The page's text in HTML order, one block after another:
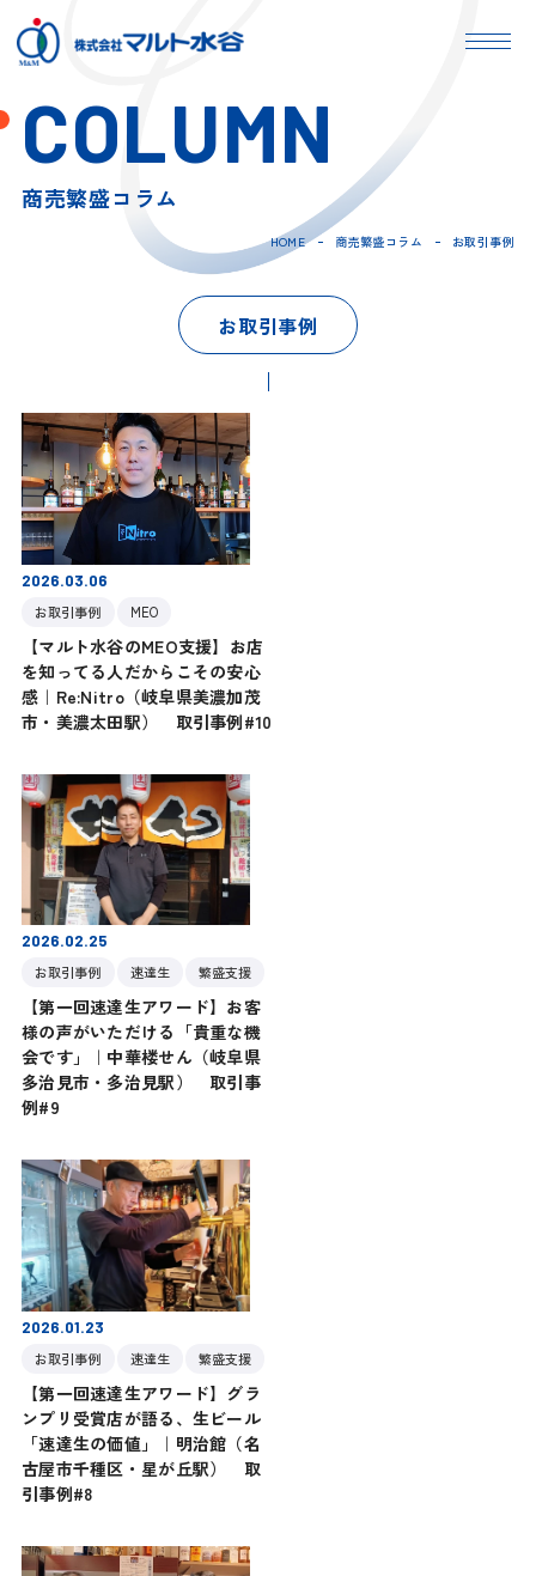
COLUMN
商売繁盛コラム
HOME 商売繁盛コラム お取引事例
お取引事例
2026.03.06
お取引事例
MEO
【マルト水谷のMEO支援】お店
を知ってる人だからこその安心
感｜Re:Nitro（岐阜県美濃加茂
市・美濃太田駅） 取引事例#10
2026.02.25
お取引事例
速達生 繁盛支援
【第一回速達生アワード】お客
様の声がいただける「貴重な機
会です」｜中華楼せん（岐阜県
多治見市・多治見駅） 取引事
例#9
2026.01.23
お取引事例
速達生 繁盛支援
【第一回速達生アワード】グラ
ンプリ受賞店が語る、生ビール
「速達生の価値」｜明治館（名
古屋市千種区・星が丘駅） 取
引事例#8